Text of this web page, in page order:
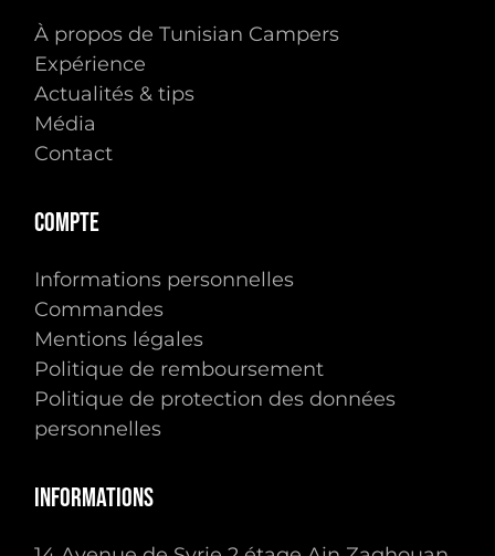
À propos de Tunisian Campers
Expérience
Actualités & tips
Média
Contact
Compte
Informations personnelles
Commandes
Mentions légales
Politique de remboursement
Politique de protection des données
personnelles
Informations